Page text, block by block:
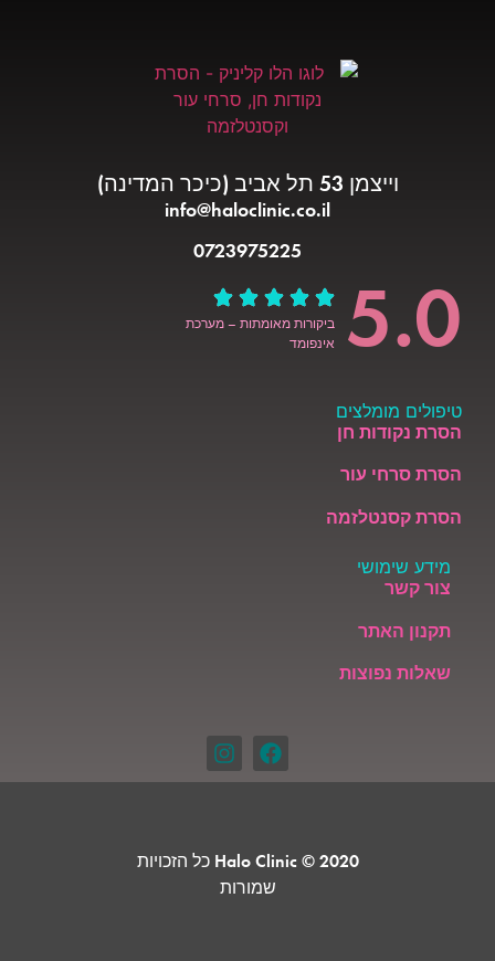
וייצמן 53 תל אביב (כיכר המדינה)
info@haloclinic.co.il
0723975225
5.0
ביקורות מאומתות – מערכת
אינפומד
טיפולים מומלצים
הסרת נקודות חן
הסרת סרחי עור
הסרת קסנטלזמה
מידע שימושי
צור קשר
תקנון האתר
שאלות נפוצות
Halo Clinic © 2020 כל הזכויות
שמורות